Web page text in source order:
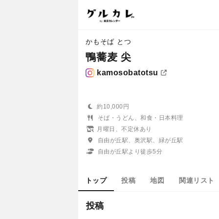
かもそば とつ
鴨蕎麦 尖
kamosobatotsu
約10,000円
そば・うどん、和食・日本料理
月曜日、不定休あり
自由が丘駅、奥沢駅、緑が丘駅
自由が丘駅より徒歩5分
トップ 投稿 地図 関連リスト
投稿